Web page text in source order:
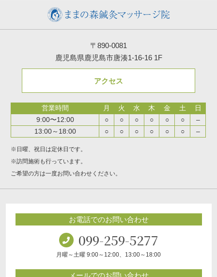
〒890-0081
鹿児島県鹿児島市唐湊1-16-16 1F
アクセス
営業時間 月 火 水 木 金 土
日
9:00〜12:00
○ ○ ○ ○ ○ ○
–
13:00～18:00
○ ○ ○ ○ ○ ○ –
※日曜、祝日は定休日です。
※訪問施術も行っています。
ご希望の方は一度お問い合わせください。
お電話でのお問い合わせ
099-259-5277
月曜～土曜 9:00～12:00、13:00～18:00
メールでのお問い合わせ